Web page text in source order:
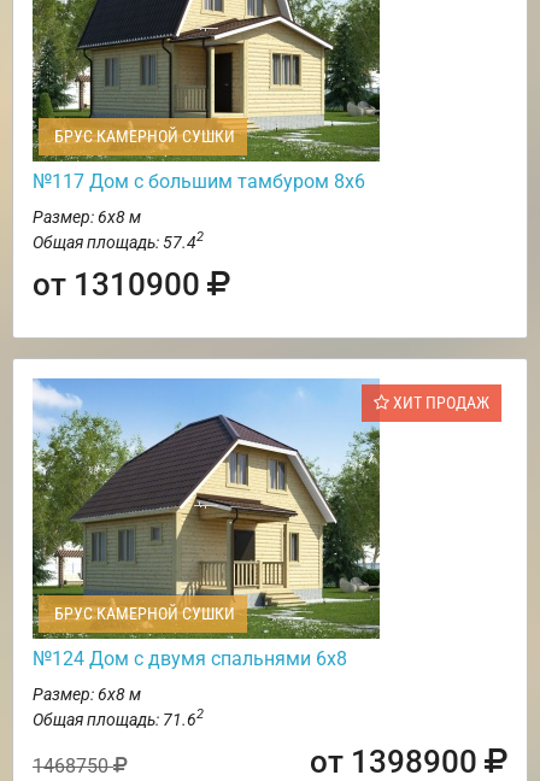
БРУС КАМЕРНОЙ СУШКИ
№117 Дом с большим тамбуром 8х6
Размер: 6х8 м
Общая площадь: 57.42
от 1310900
ХИТ ПРОДАЖ
БРУС КАМЕРНОЙ СУШКИ
№124 Дом с двумя спальнями 6х8
Размер: 6х8 м
Общая площадь: 71.62
1468750 от 1398900